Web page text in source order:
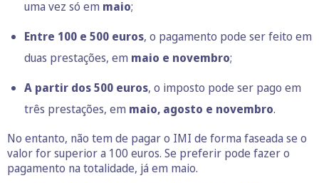
uma vez só em maio;
Entre 100 e 500 euros, o pagamento pode ser feito em
duas prestações, em maio e novembro;
A partir dos 500 euros, o imposto pode ser pago em
três prestações, em maio, agosto e novembro.
No entanto, não tem de pagar o IMI de forma faseada se o
valor for superior a 100 euros. Se preferir pode fazer o
pagamento na totalidade, já em maio.